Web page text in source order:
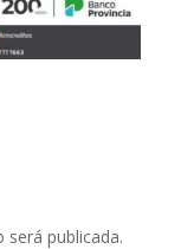
publicada.